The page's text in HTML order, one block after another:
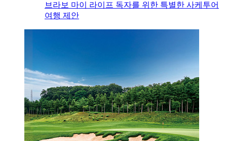
브라보 마이 라이프 독자를 위한 특별한 사케투어
여행 제안